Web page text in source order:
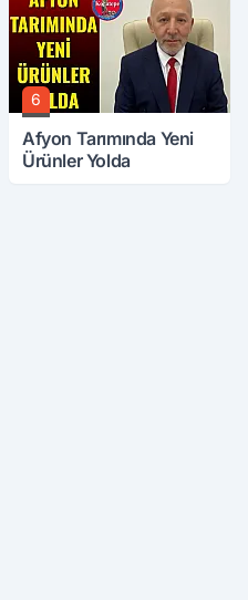
6
Afyon Tarımında Yeni
Ürünler Yolda